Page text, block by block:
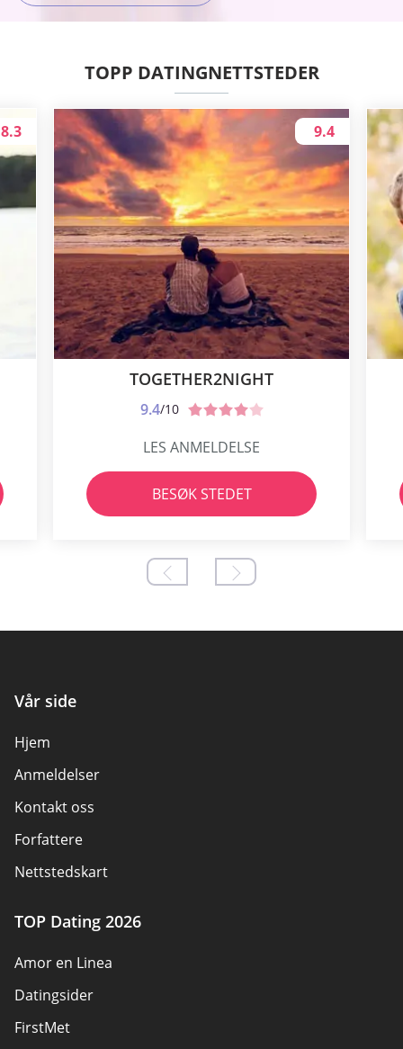
TOPP DATINGNETTSTEDER
8.3
TOGETHER2NIGHT
9.4/10
9.4
LES ANMELDELSE
BESØK STEDET
Vår side
Hjem
Anmeldelser
Kontakt oss
Forfattere
Nettstedskart
TOP Dating 2026
Amor en Linea
Datingsider
FirstMet